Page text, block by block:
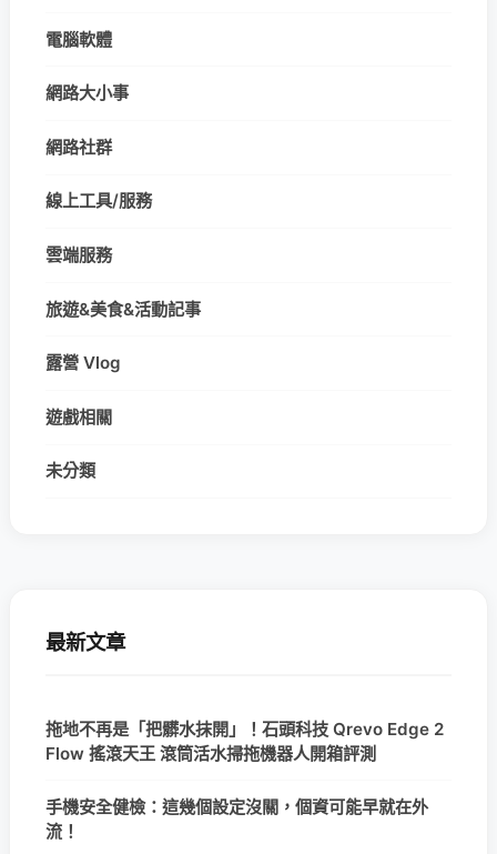
電腦軟體
網路大小事
網路社群
線上工具/服務
雲端服務
旅遊&美食&活動記事
露營 Vlog
遊戲相關
未分類
最新文章
拖地不再是「把髒水抹開」！石頭科技 Qrevo Edge 2
Flow 搖滾天王 滾筒活水掃拖機器人開箱評測
手機安全健檢：這幾個設定沒關，個資可能早就在外
流！